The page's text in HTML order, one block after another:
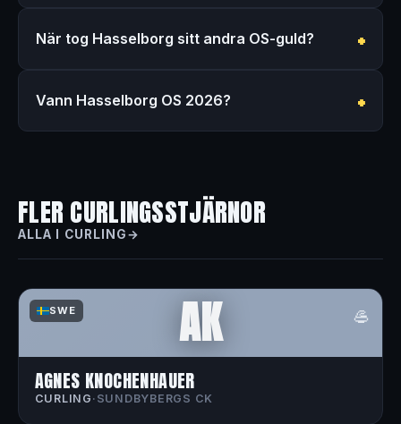
När tog Hasselborg sitt andra OS-guld?
Vann Hasselborg OS 2026?
FLER CURLINGSSTJÄRNOR
ALLA I CURLING
SWE 🥌
AK
AGNES KNOCHENHAUER
CURLING · SUNDBYBERGS CK